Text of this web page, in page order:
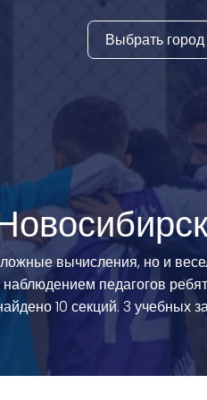
Выбрать город
вычисления, но и
педагогов
10 секций. 3 учебных